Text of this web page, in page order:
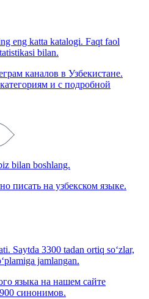
eng katta katalogi. Faqt faol
bilan.
каналов в Узбекистане.
и с подробной
bilan boshlang.
писать на узбекском языке.
Saytda 3300 tadan ortiq so‘zlar,
jamlangan.
языка на нашем сайте
синонимов.